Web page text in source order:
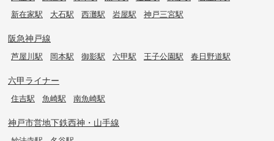
新在家駅
大石駅 西灘駅 岩屋駅 神戸三宮駅
阪急神戸線
芦屋川駅 岡本駅 御影駅 六甲駅 王子公園駅 春日野道駅
六甲ライナー
住吉駅 魚崎駅 南魚崎駅
神戸市営地下鉄西神・山手線